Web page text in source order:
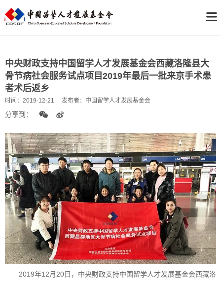
中央财政支持中国留学人才发展基金会西藏洛隆县大
骨节病社会服务试点项目2019年最后一批来京手术患
者术后返乡
时间： 2019-12-21 发布者： 中国留学人才发展基金会
分享到：
2019年12月20日，中央财政支持中国留学人才发展基金会西藏洛